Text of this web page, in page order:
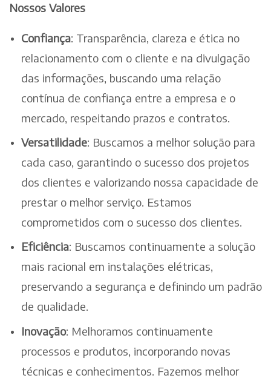
Nossos Valores
Confiança: Transparência, clareza e ética no
relacionamento com o cliente e na divulgação
das informações, buscando uma relação
contínua de confiança entre a empresa e o
mercado, respeitando prazos e contratos.
Versatilidade: Buscamos a melhor solução para
cada caso, garantindo o sucesso dos projetos
dos clientes e valorizando nossa capacidade de
prestar o melhor serviço. Estamos
comprometidos com o sucesso dos clientes.
Eficiência: Buscamos continuamente a solução
mais racional em instalações elétricas,
preservando a segurança e definindo um padrão
de qualidade.
Inovação: Melhoramos continuamente
processos e produtos, incorporando novas
técnicas e conhecimentos. Fazemos melhor